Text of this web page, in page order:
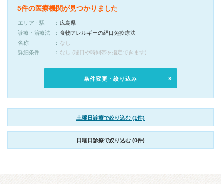
5件の医療機関が見つかりました
エリア・駅
広島県
診療・治療法
食物アレルギーの経口免疫療法
名称
なし
詳細条件
なし (曜日や時間帯を指定できます)
条件変更・絞り込み
土曜日診療で絞り込む (1件)
日曜日診療で絞り込む (0件)